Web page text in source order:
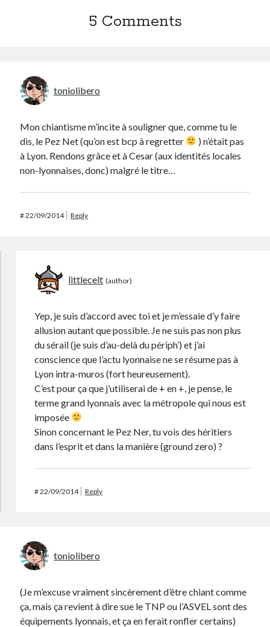
5 Comments
toniolibero
Mon chiantisme m’incite à souligner que, comme tu le
dis, le Pez Net (qu’on est bcp à regretter
) n’était pas
à Lyon. Rendons grâce et à Cesar (aux identités locales
non-lyonnaises, donc) malgré le titre…
#22/09/2014 Reply
littlecelt
Yep, je suis d’accord avec toi et je m’essaie d’y faire
allusion autant que possible. Je ne suis pas non plus
du sérail (je suis d’au-delà du périph’) et j’ai
conscience que l’actu lyonnaise ne se résume pas à
Lyon intra-muros (fort heureusement).
C’est pour ça que j’utiliserai de + en +, je pense, le
terme grand lyonnais avec la métropole qui nous est
imposée
Sinon concernant le Pez Ner, tu vois des héritiers
dans l’esprit et dans la manière (ground zero) ?
#22/09/2014 Reply
toniolibero
(Je m’excuse vraiment sincèrement d’être chiant comme
ça, mais ça revient à dire sue le TNP ou l’ASVEL sont des
équipements lyonnais, et ça en ferait ronfler certains)